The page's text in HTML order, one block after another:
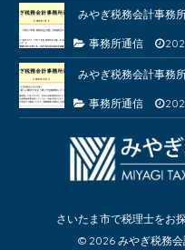
みやぎ税務会計事務
事務所通信
みやぎ税務会計事務
事務所通信
さいたま市で税理士をお
© 2026 みやぎ税務会